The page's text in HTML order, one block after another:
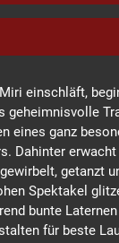
einschläft,
geheimnisvolle
eines ganz
Dahinter
getanzt
Spektakel
bunte
für beste